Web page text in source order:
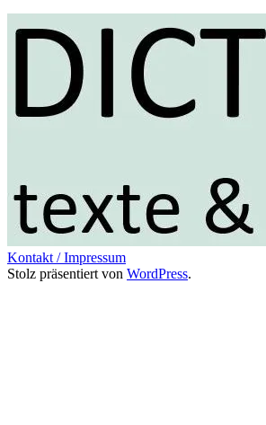
Kontakt / Impressum
Stolz präsentiert von WordPress.